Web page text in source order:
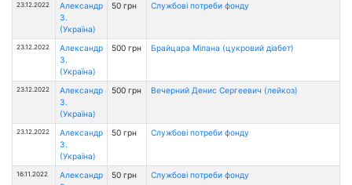
23.12.2022
Александр
З.
(Україна)
50 грн Службові потреби фонду
23.12.2022
Александр
З.
(Україна)
500 грн Брайцара Мілана (цукровий діабет)
23.12.2022
Александр
З.
(Україна)
500 грн Вечерний Денис Сергеевич (лейкоз)
23.12.2022
Александр
З.
(Україна)
50 грн Службові потреби фонду
16.11.2022
Александр
50 грн Службові потреби фонду